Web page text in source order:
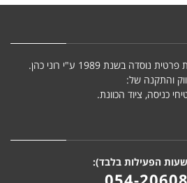
טופ אייר בע"מ – חברה בבעלות פרטית נוסדה בשנת 1989 ע"י רוני כהן.
והתקנה של:
כניסה, ציוד הכוונת.
הפעילות בלבד):